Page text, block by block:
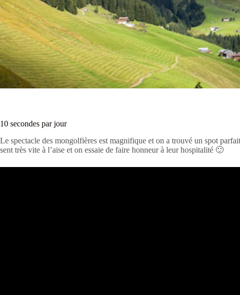
10 secondes par jour
Le spectacle des mongolfières est magnifique et on a trouvé un spot
sent très vite à l’aise et on essaie de faire honneur à leur hospitalité 🙂